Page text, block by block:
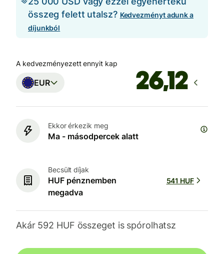
összeg felett utalsz? Kedvezményt adunk a
díjunkból
A kedvezményezett ennyit kap
EUR
Ekkor érkezik meg
Ma - másodpercek alatt
Becsült díjak
HUF pénznemben
megadva
541 HUF
Akár 592 HUF összeget is spórolhatsz